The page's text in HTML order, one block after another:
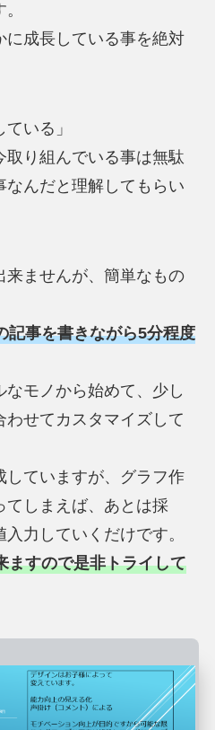
に成長している事を絶対
いる」
取り組んでいる事は無駄
なんだと理解してもらい
来ませんが、簡単なもの
事を書きながら5分程度
モノから始めて、少し
せてカスタマイズして
していますが、グラフ作
てしまえば、あとは採
力していくだけです。
ますので是非トライして